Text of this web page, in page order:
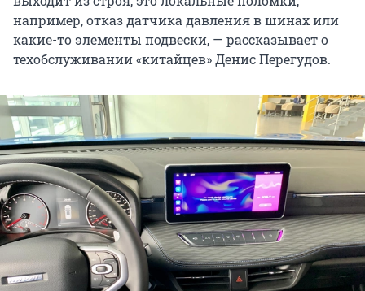
например, отказ датчика давления в шинах или
какие-то элементы подвески, — рассказывает о
техобслуживании «китайцев» Денис Перегудов.